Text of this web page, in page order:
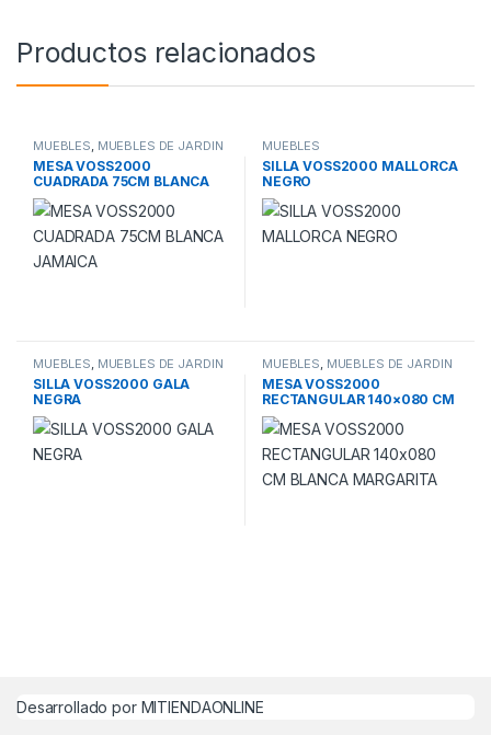
Productos relacionados
MUEBLES, MUEBLES DE JARDIN
MESA VOSS2000
CUADRADA 75CM BLANCA
JAMAICA
MUEBLES
SILLA VOSS2000 MALLORCA
NEGRO
MUEBLES, MUEBLES DE JARDIN
SILLA VOSS2000 GALA
NEGRA
MUEBLES, MUEBLES DE JARDIN
MESA VOSS2000
RECTANGULAR 140×080 CM
BLANCA MARGARITA
Desarrollado por MITIENDAONLINE